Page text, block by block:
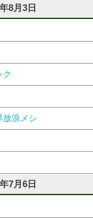
8月3日
ク
放浪メシ
7月6日